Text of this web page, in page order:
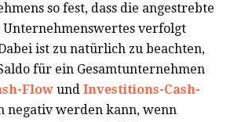
so fest, dass die angestrebte
Unternehmenswertes verfolgt
ist zu natürlich zu beachten,
für ein Gesamtunternehmen
Flowund Investitions-Cash-
negativ werden kann, wenn